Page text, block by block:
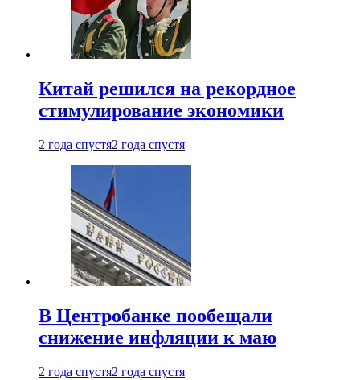
Китай решился на рекордное
стимулирование экономики
2 года спустя2 года спустя
В Центробанке пообещали
снижение инфляции к маю
2 года спустя2 года спустя